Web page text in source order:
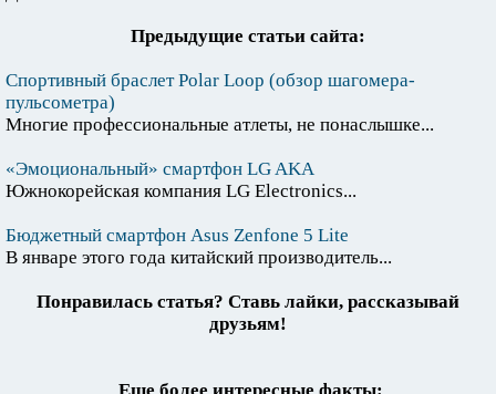
Предыдущие статьи сайта:
Спортивный браслет Polar Loop (обзор шагомера-
пульсометра)
Многие профессиональные атлеты, не понаслышке...
«Эмоциональный» смартфон LG AKA
Южнокорейская компания LG Electronics...
Бюджетный смартфон Asus Zenfone 5 Lite
В январе этого года китайский производитель...
Понравилась статья? Ставь лайки, рассказывай
друзьям!